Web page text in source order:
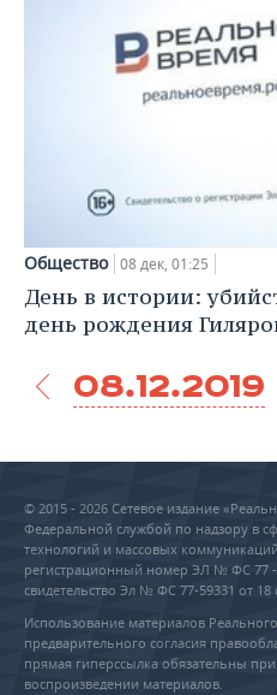
Общество 08 дек, 01:25
День в истории:
день рождения
08.12.2019
© 2015 - 2026 Сетевое издание
Федеральной службой по надзору в
технологий и массовых
регистрационный номер ЭЛ № ФС 77 -
свидетельство Эл № ФС 77-59331 от 18
Использование материалов
предварительного согласия
прямая гиперссылка обязательны
воспроизведении материалов.